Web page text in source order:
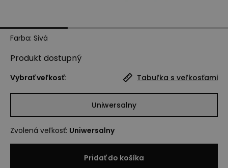
Farba: Sivá
Produkt dostupný
Vybrať veľkosť: Tabuľka s veľkosťami
Uniwersalny
Zvolená veľkosť: Uniwersalny
Pridať do košíka